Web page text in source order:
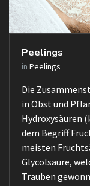
Peelings
in Peelings
Die
in Obst und
Hydroxysäuren
dem Begriff
meisten
Glycolsäure,
Trauben